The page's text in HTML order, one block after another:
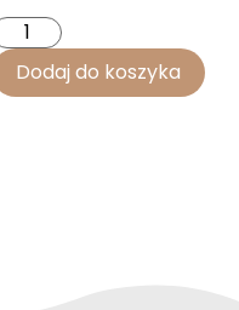
Dodaj do koszyka